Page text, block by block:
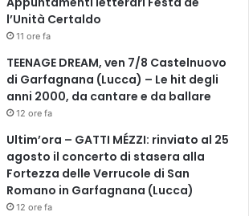
l’Unità Certaldo
11 ore fa
TEENAGE DREAM, ven 7/8 Castelnuovo
di Garfagnana (Lucca) – Le hit degli
anni 2000, da cantare e da ballare
12 ore fa
Ultim’ora – GATTI MÉZZI: rinviato al 25
agosto il concerto di stasera alla
Fortezza delle Verrucole di San
Romano in Garfagnana (Lucca)
12 ore fa